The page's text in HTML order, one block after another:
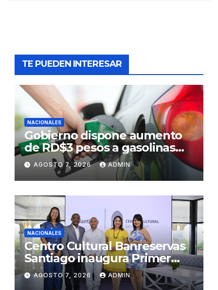
TE PUEDEN INTERESAR
NACIONALES
Gobierno dispone aumento
de RD$3 pesos a gasolinas
premium y regular
AGOSTO 7, 2026 ADMIN
NACIONALES
Centro Cultural Banreservas
Santiago inaugura Primer
Congreso de Artesanos de
Santiago
AGOSTO 7, 2026 ADMIN